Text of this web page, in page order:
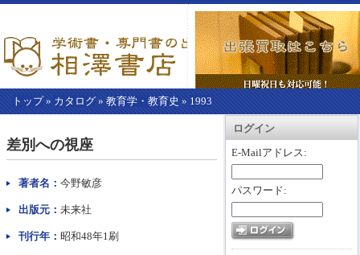
トップ» カタログ » 教育学・教育史 » 1993
カートを見る
ログイン
E-Mailアドレス:
パスワード:
こ
か
本
差別への視座
著者名： 今野敏彦
出版元： 未来社
刊行年： 昭和48年1刷